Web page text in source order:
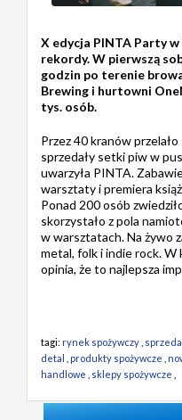
X edycja PINTA Party
rekordy. W pierwszą
godzin po terenie
Brewing i hurtowni
tys. osób.
Przez 40 kranów
sprzedały setki piw w
uwarzyła PINTA.
warsztaty i premiera
Ponad 200 osób
skorzystało z pola
w warsztatach. Na żywo
metal, folk i indie rock. W
opinia, że to najlepsza
tagi: rynek spożywczy
detal
produkty spożywcze
handlowe
sklepy spożywcze